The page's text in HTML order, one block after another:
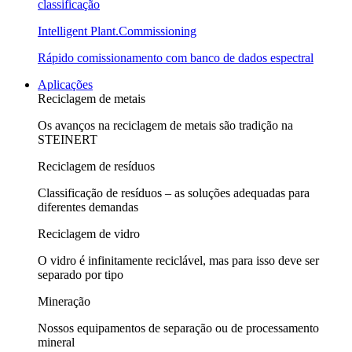
classificação
Intelligent Plant.Commissioning
Rápido comissionamento com banco de dados espectral
Aplicações
Reciclagem de metais
Os avanços na reciclagem de metais são tradição na
STEINERT
Reciclagem de resíduos
Classificação de resíduos – as soluções adequadas para
diferentes demandas
Reciclagem de vidro
O vidro é infinitamente reciclável, mas para isso deve ser
separado por tipo
Mineração
Nossos equipamentos de separação ou de processamento
mineral